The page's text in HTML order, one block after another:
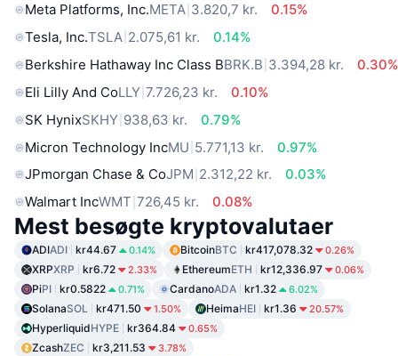
Meta Platforms, Inc.META 3.820,7 kr.
0.15%
Tesla, Inc.TSLA 2.075,61 kr.
0.14%
Berkshire Hathaway Inc Class BBRK.B 3.394,28 kr.
0.30%
Eli Lilly And CoLLY 7.726,23 kr.
0.10%
SK HynixSKHY 938,63 kr.
0.79%
Micron Technology IncMU 5.771,13 kr.
0.97%
JPmorgan Chase & CoJPM 2.312,22 kr.
0.03%
Walmart IncWMT 726,45 kr. 0.08%
Mest besøgte kryptovalutaer
ADIADI kr44.67 0.14% BitcoinBTC kr417,078.32 0.26%
XRPXRP kr6.72 2.33% EthereumETH kr12,336.97 0.06%
PiPI kr0.5822 0.71% CardanoADA kr1.32 6.02%
SolanaSOL kr471.50 1.50% HeimaHEI kr1.36 20.57%
HyperliquidHYPE kr364.84 0.65%
ZcashZEC kr3,211.53 3.78%